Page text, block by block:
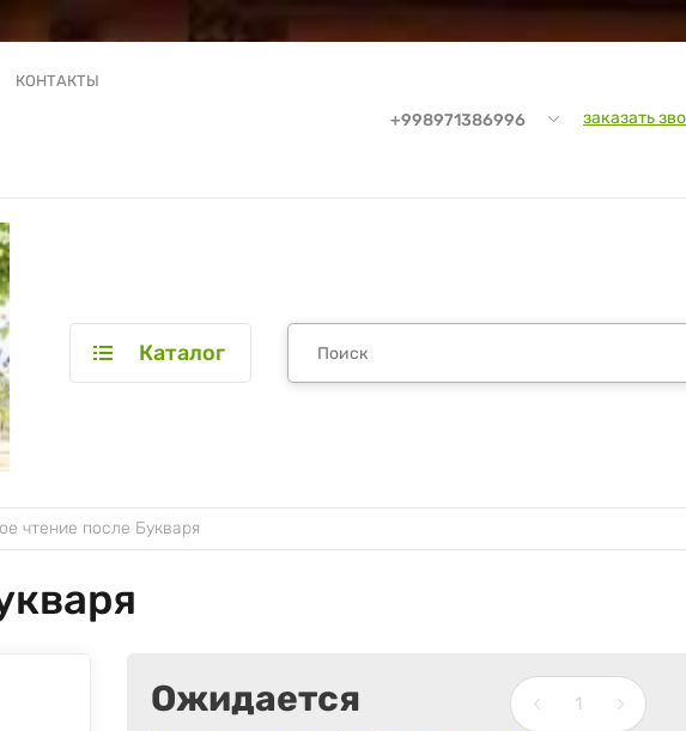
КОНТАКТЫ
+998971386996 заказать
Каталог
чтение после Букваря
Ожидается